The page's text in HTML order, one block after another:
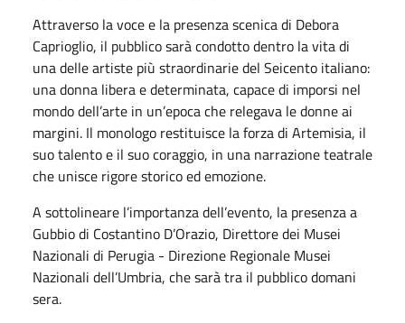
Attraverso la voce e la presenza scenica di Debora
Caprioglio, il pubblico sarà condotto dentro la vita di
una delle artiste più straordinarie del Seicento italiano:
una donna libera e determinata, capace di imporsi nel
mondo dell’arte in un’epoca che relegava le donne ai
margini. Il monologo restituisce la forza di Artemisia, il
suo talento e il suo coraggio, in una narrazione teatrale
che unisce rigore storico ed emozione.
A sottolineare l’importanza dell’evento, la presenza a
Gubbio di Costantino D’Orazio, Direttore dei Musei
Nazionali di Perugia - Direzione Regionale Musei
Nazionali dell’Umbria, che sarà tra il pubblico domani
sera.